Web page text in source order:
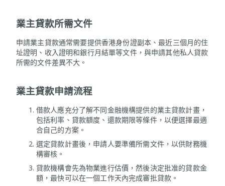
業主貸款所需文件
申請業主貸款通常需要提供香港身份證副本、最近三個月的住
址證明、收入證明和銀行月結單等文件，與申請其他私人貸款
所需的文件差異不大。
業主貸款申請流程
借款人應充分了解不同金融機構提供的業主貸款計畫，
包括利率、貸款額度、還款期限等條件，以便選擇最適
合自己的方案。
選定貸款計畫後，申請人要準備所需文件，以供財務機
構審核。
貸款機構會先為物業進行估價，然後決定批准的貸款金
額，最快可以在一個工作天內完成審批貸款。